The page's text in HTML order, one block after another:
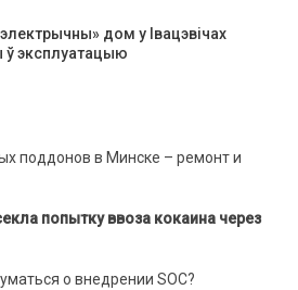
дом у Івацэвічах
ў эксплуатацыю
поддонов в Минске – ремонт и
попытку ввоза кокаина через
о внедрении SOC?